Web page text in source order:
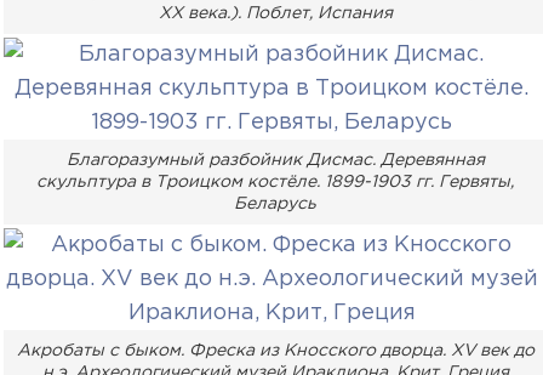
XX века.). Поблет, Испания
Благоразумный разбойник Дисмас. Деревянная
скульптура в Троицком костёле. 1899-1903 гг. Гервяты,
Беларусь
Акробаты с быком. Фреска из Кносского дворца. XV век до